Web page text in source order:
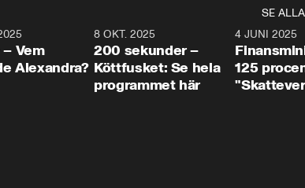
SE ALLA
31:05
Vem
Alexandra?
4:29
8 OKT. 2025
200 sekunder –
Köttfusket: Se hela
programmet här
4 JUNI 2025
125